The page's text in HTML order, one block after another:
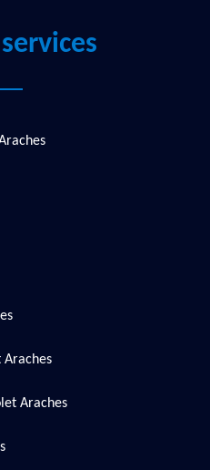
Araches
Araches